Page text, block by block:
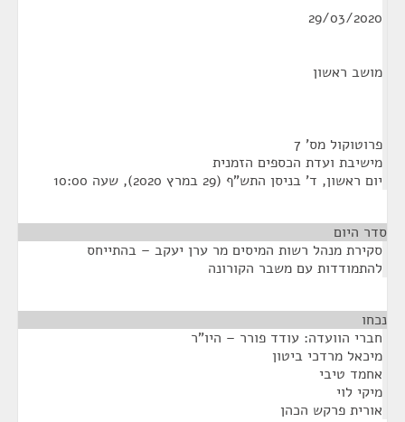
29/03/2020
מושב ראשון
פרוטוקול מס' 7
מישיבת ועדת הכספים הזמנית
יום ראשון, ד' בניסן התש"ף (29 במרץ 2020), שעה 10:00
סדר היום
סקירת מנהל רשות המיסים מר ערן יעקב – בהתייחס
להתמודדות עם משבר הקורונה
נכחו
חברי הוועדה: עודד פורר – היו"ר
מיכאל מרדכי ביטון
אחמד טיבי
מיקי לוי
אורית פרקש הכהן